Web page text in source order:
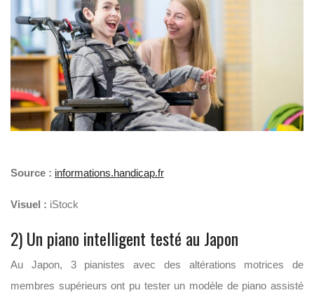
Source : informations.handicap.fr
Visuel : iStock
2) Un piano intelligent testé au Japon
Au Japon, 3 pianistes avec des altérations motrices de
membres supérieurs ont pu tester un modèle de piano assisté